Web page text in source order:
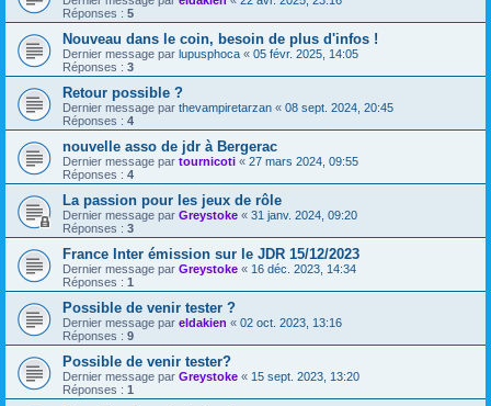
Réponses : 5
Nouveau dans le coin, besoin de plus d'infos !
Dernier message par lupusphoca « 05 févr. 2025, 14:05
Réponses : 3
Retour possible ?
Dernier message par thevampiretarzan « 08 sept. 2024, 20:45
Réponses : 4
nouvelle asso de jdr à Bergerac
Dernier message par tournicoti « 27 mars 2024, 09:55
Réponses : 4
La passion pour les jeux de rôle
Dernier message par Greystoke « 31 janv. 2024, 09:20
Réponses : 3
France Inter émission sur le JDR 15/12/2023
Dernier message par Greystoke « 16 déc. 2023, 14:34
Réponses : 1
Possible de venir tester ?
Dernier message par eldakien « 02 oct. 2023, 13:16
Réponses : 9
Possible de venir tester?
Dernier message par Greystoke « 15 sept. 2023, 13:20
Réponses : 1